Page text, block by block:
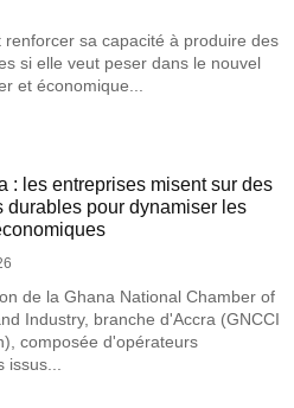
renforcer sa capacité à produire des
si elle veut peser dans le nouvel
et économique...
: les entreprises misent sur des
durables pour dynamiser les
de la Ghana National Chamber of
Industry, branche d'Accra (GNCCI
composée d'opérateurs